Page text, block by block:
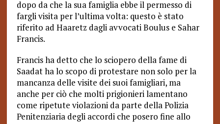
dopo da che la sua famiglia ebbe il permesso di
fargli visita per l’ultima volta: questo è stato
riferito ad Haaretz dagli avvocati Boulus e Sahar
Francis.
Francis ha detto che lo sciopero della fame di
Saadat ha lo scopo di protestare non solo per la
mancanza delle visite dei suoi famigliari, ma
anche per ciò che molti prigionieri lamentano
come ripetute violazioni da parte della Polizia
Penitenziaria degli accordi che posero fine allo